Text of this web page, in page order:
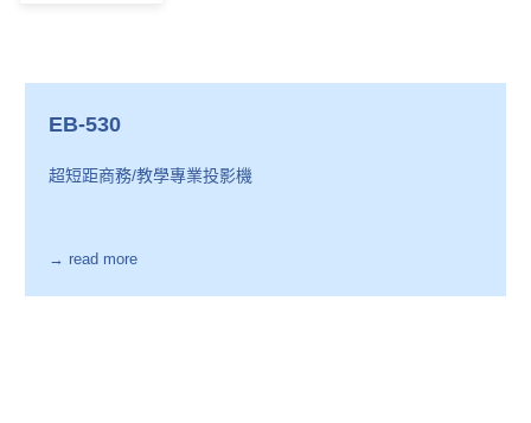
EB-530
超短距商務/教學專業投影機
→ read more